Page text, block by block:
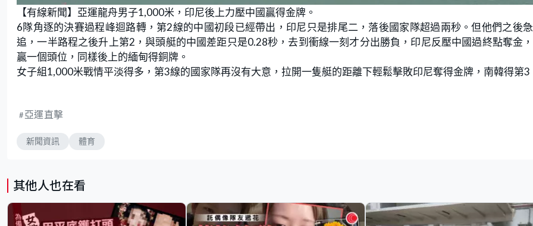
n
m
u
t
e
d
d
:
7
5
%
【有線新聞】亞運龍舟男子1,000米，印尼後上力壓中國贏得金牌。
6隊角逐的決賽過程峰迴路轉，第2線的中國初段已經帶出，印尼只是排尾二，落後國家隊超過兩秒。但他們之後
追，一半路程之後升上第2，與頭艇的中國差距只是0.28秒，去到衝線一刻才分出勝負，印尼反壓中國過終點奪金
贏一個頭位，同樣後上的緬甸得銅牌。
女子組1,000米戰情平淡得多，第3線的國家隊再沒有大意，拉開一隻艇的距離下輕鬆擊敗印尼奪得金牌，南韓得第3
亞運直擊
新聞資訊 體育
其他人也在看